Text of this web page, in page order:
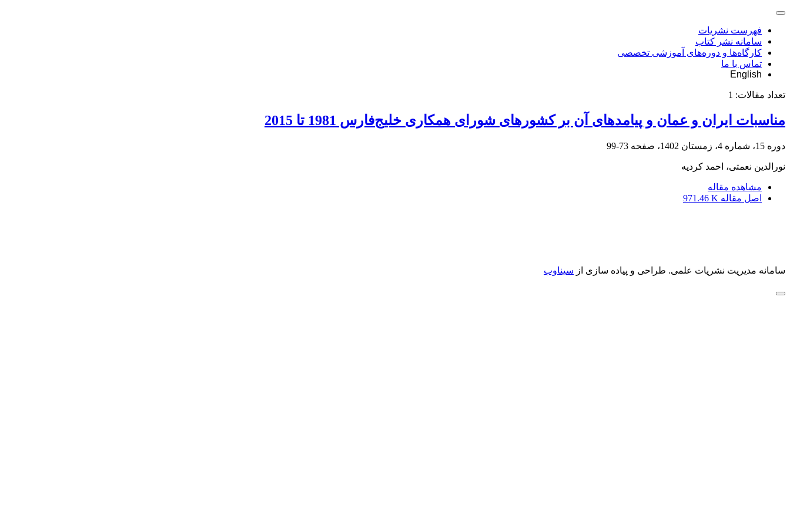
فهرست نشریات
سامانه نشر کتاب
کارگاه‌ها و دوره‌های آموزشی تخصصی
تماس با ما
English
تعداد مقالات: 1
مناسبات ایران و عمان و پیامدهای آن بر کشورهای شورای همکاری خلیج‌فارس 1981 تا 2015
دوره 15، شماره 4، زمستان 1402، صفحه 73-99
نورالدین نعمتی، احمد کردیه
مشاهده مقاله
اصل مقاله 971.46 K
سامانه مدیریت نشریات علمی. طراحی و پیاده سازی از سیناوب